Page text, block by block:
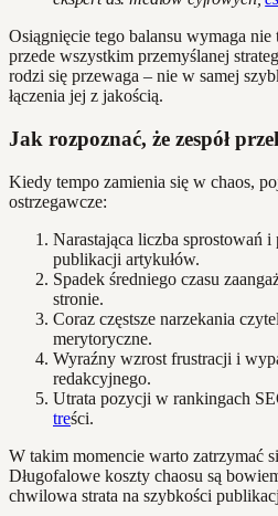
Osiągnięcie tego balansu wymaga
przede wszystkim przemyślanej
rodzi się przewaga – nie w samej
łączenia jej z jakością.
Jak rozpoznać, że zespół
Kiedy tempo zamienia się w chaos,
ostrzegawcze:
Narastająca liczba sprostowań
publikacji artykułów.
Spadek średniego czasu
stronie.
Coraz częstsze narzekania
merytoryczne.
Wyraźny wzrost frustracji i
redakcyjnego.
Utrata pozycji w rankingach
treści.
W takim momencie warto zatrzymać
Długofalowe koszty chaosu są
chwilowa strata na szybkości